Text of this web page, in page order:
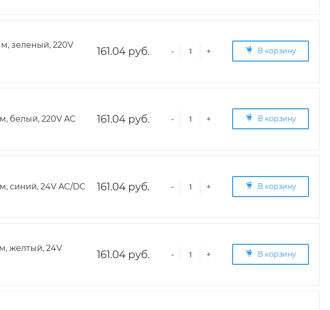
зеленый, 220V
161.04 руб. - + В корзину
белый, 220V AC 161.04 руб. - + В корзину
синий, 24V AC/DC 161.04 руб. - + В корзину
желтый, 24V
161.04 руб. - + В корзину